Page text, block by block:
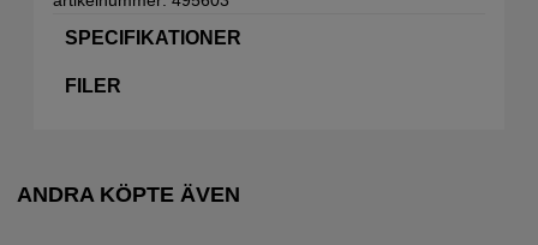
SPECIFIKATIONER
FILER
ANDRA KÖPTE ÄVEN